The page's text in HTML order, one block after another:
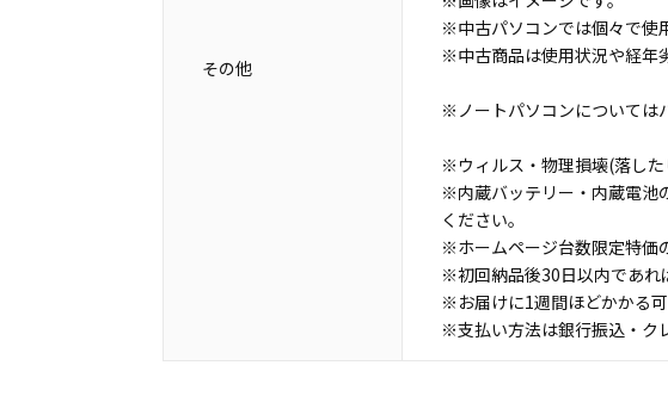
その他
※中古パソコンでは個々で使
※中古商品は使用状況や経年
※ノートパソコンについては
※ウィルス・物理損壊(落した
※内蔵バッテリー・内蔵電池
ください。
※ホームページ台数限定特価
※初回納品後30日以内であれ
※お届けに1週間ほどかかる可
※支払い方法は銀行振込・ク